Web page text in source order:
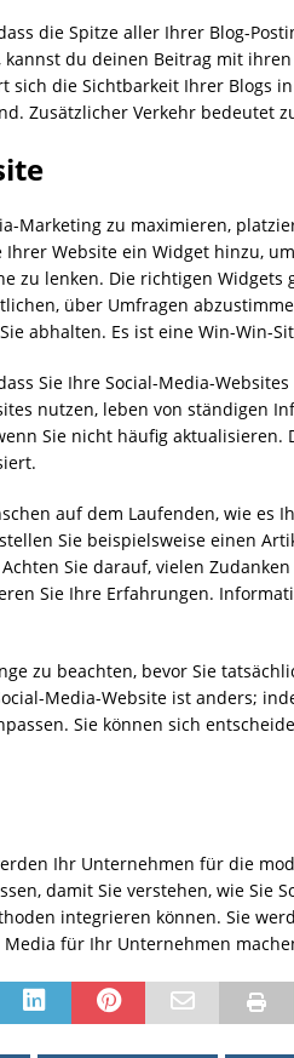
die Spitze aller Ihrer Blog-
du deinen Beitrag mit
sich die Sichtbarkeit Ihrer Blogs
Zusätzlicher Verkehr bedeutet
Marketing zu maximieren,
Ihrer Website ein Widget hinzu,
zu lenken. Die richtigen
über Umfragen
abhalten. Es ist eine Win-Win-
Sie Ihre Social-Media-
nutzen, leben von ständigen
Sie nicht häufig
auf dem Laufenden, wie es
Sie beispielsweise einen
Sie darauf, vielen
Sie Ihre Erfahrungen.
zu beachten, bevor Sie
Media-Website ist anders;
Sie können sich
Ihr Unternehmen für die
damit Sie verstehen, wie Sie
integrieren können. Sie
Media für Ihr Unternehmen